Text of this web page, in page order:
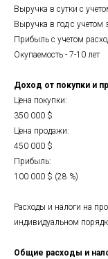
Выручка в сутки с
Выручка в год с учетом
Прибыль с учетом
Окупаемость - 7-10 лет
Доход от покупки и
Цена покупки:
350 000 $
Цена продажи:
450 000 $
Прибыль:
100 000 $ (28 %)
Расходы и налоги на
индивидуальном
Общие расходы и